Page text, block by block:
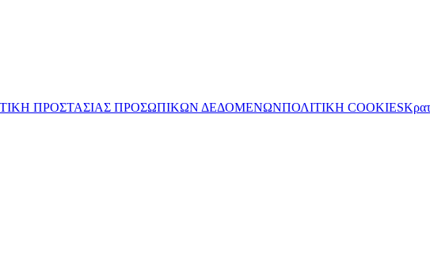
ΠΡΟΣΤΑΣΙΑΣ ΠΡΟΣΩΠΙΚΩΝ ΔΕΔΟΜΕΝΩΝΠΟΛΙΤΙΚΗ COOKIES